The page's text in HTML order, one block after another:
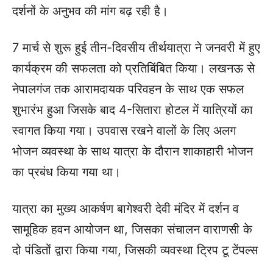
दर्शनों के अनुभव की मांग बढ़ रही है।
7 मार्च से शुरू हुई तीन-दिवसीय तीर्थयात्रा ने जनवरी में हुए
कार्यक्रम की सफलता को प्रतिबिंबित किया। लखनऊ से
नेपालगंज तक आरामदायक परिवहन के साथ एक सफल
शुभारंभ हुआ जिसके बाद 4-सितारा होटल में यात्रियों का
स्वागत किया गया। उपवास रखने वालों के लिए अलग
भोजन व्यवस्था के साथ यात्रा के दौरान शाकाहारी भोजन
का प्रबंध किया गया था।
यात्रा का मुख्य आकर्षण बागेश्वरी देवी मंदिर में दर्शन व
सामूहिक हवन आयोजन था, जिसका संचालन वाराणसी के
दो पंडितों द्वारा किया गया, जिसकी व्यवस्था ट्रिप टू टेंपल्स